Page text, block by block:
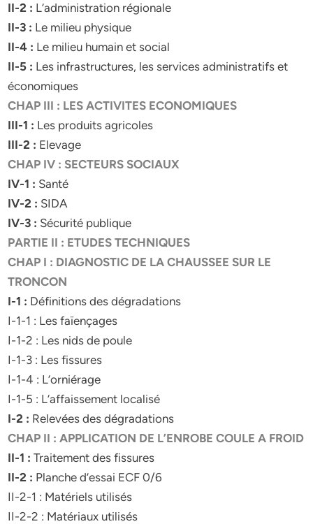
II-2 : L’administration régionale
II-3 : Le milieu physique
II-4 : Le milieu humain et social
II-5 : Les infrastructures, les services administratifs et
économiques
CHAP III : LES ACTIVITES ECONOMIQUES
III-1 : Les produits agricoles
III-2 : Elevage
CHAP IV : SECTEURS SOCIAUX
IV-1 : Santé
IV-2 : SIDA
IV-3 : Sécurité publique
PARTIE II : ETUDES TECHNIQUES
CHAP I : DIAGNOSTIC DE LA CHAUSSEE SUR LE
TRONCON
I-1 : Définitions des dégradations
I-1-1 : Les faïençages
I-1-2 : Les nids de poule
I-1-3 : Les fissures
I-1-4 : L’orniérage
I-1-5 : L’affaissement localisé
I-2 : Relevées des dégradations
CHAP II : APPLICATION DE L’ENROBE COULE A FROID
II-1 : Traitement des fissures
II-2 : Planche d’essai ECF 0/6
II-2-1 : Matériels utilisés
II-2-2 : Matériaux utilisés